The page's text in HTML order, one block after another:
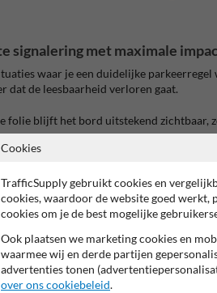
signalering met maximale
waar je een duidelijke
dat de leesbaarheid verloren gaat.
folie blijft het bord uitstekend
Het bord is ideaal voor:
maakt het een efficiënte manier om
Cookies
TrafficSupply gebruikt cookies en
cookies, waardoor de website goed werkt,
cookies om je de best mogelijke
Ook plaatsen we marketing cookies en
waarmee wij en derde partijen
advertenties tonen
over ons cookiebeleid.